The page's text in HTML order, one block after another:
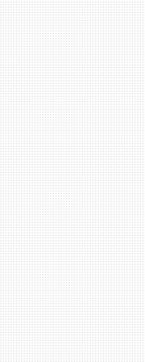
в
Як зміниться погода на
Волині. Прогноз